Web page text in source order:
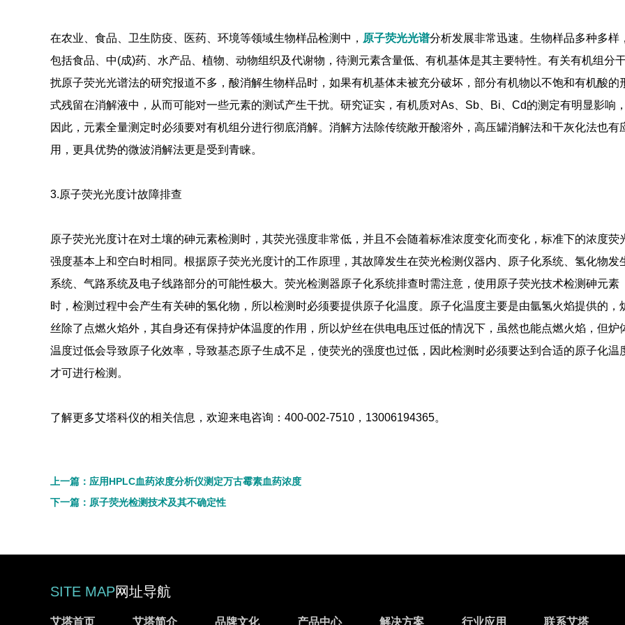
在农业、食品、卫生防疫、医药、环境等领域生物样品检测中， 原子荧光光谱分析发展非常迅速。生物样品多种多样，
包括食品、中(成)药、水产品、植物、动物组织及代谢物，待测元素含量低、有机基体是其主要特性。有关有机组分
扰原子荧光光谱法的研究报道不多，酸消解生物样品时，如果有机基体未被充分破坏，部分有机物以不饱和有机酸的
式残留在消解液中，从而可能对一些元素的测试产生干扰。研究证实，有机质对As、Sb、Bi、Cd的测定有明显影响，
因此，元素全量测定时必须要对有机组分进行彻底消解。消解方法除传统敞开酸溶外，高压罐消解法和干灰化法也有
用，更具优势的微波消解法更是受到青睐。
3.原子荧光光度计故障排查
原子荧光光度计在对土壤的砷元素检测时，其荧光强度非常低，并且不会随着标准浓度变化而变化，标准下的浓度荧
强度基本上和空白时相同。根据原子荧光光度计的工作原理，其故障发生在荧光检测仪器内、原子化系统、氢化物发
系统、气路系统及电子线路部分的可能性极大。荧光检测器原子化系统排查时需注意，使用原子荧光技术检测砷元素
时，检测过程中会产生有关砷的氢化物，所以检测时必须要提供原子化温度。原子化温度主要是由氩氢火焰提供的，
丝除了点燃火焰外，其自身还有保持炉体温度的作用，所以炉丝在供电电压过低的情况下，虽然也能点燃火焰，但炉
温度过低会导致原子化效率，导致基态原子生成不足，使荧光的强度也过低，因此检测时必须要达到合适的原子化温
才可进行检测。
了解更多艾塔科仪的相关信息，欢迎来电咨询：400-002-7510，13006194365。
上一篇：应用HPLC血药浓度分析仪测定万古霉素血药浓度
下一篇：原子荧光检测技术及其不确定性
SITE MAP网址导航
艾塔首页 艾塔简介 品牌文化 产品中心 解决方案 行业应用 联系艾塔